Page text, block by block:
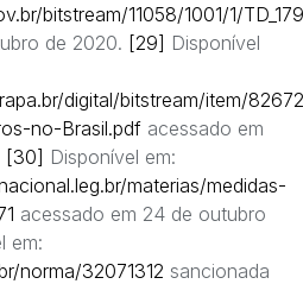
bitstream/11058/1001/1/
de 2020. [29] Disponível
digital/bitstream/item/
no-Brasil.pdf acessado em
[30] Disponível em:
materias/medidas-
acessado em 24 de outubro
em:
norma/32071312 sancionada